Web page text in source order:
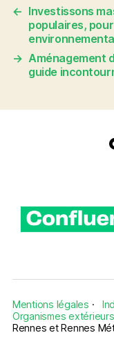
← Investissons
populaires,
→ Aménagement
guide
Mentions légales ·
Organismes extérieurs
Rennes et Rennes